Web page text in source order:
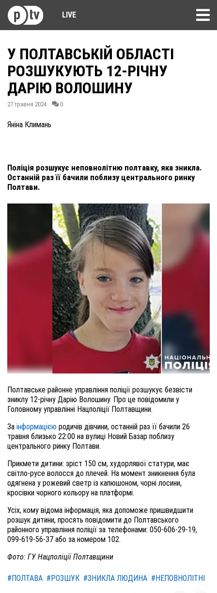
LIVE
У ПОЛТАВСЬКІЙ ОБЛАСТІ
РОЗШУКУЮТЬ 12-РІЧНУ
ДАРІЮ ВОЛОШИНУ
27 травня 2024 0
Яніна Климань
Поліція розшукує неповнолітню полтавку, яка зникла.
Останній раз її бачили поблизу центрального ринку
Полтави.
Полтавське районне управління поліції розшукує безвісти
зниклу 12-річну Дарію Волошину. Про це повідомили у
Головному управлінні Нацполіції Полтавщини.
За інформацією родичів дівчини, останній раз її бачили 26
травня близько 22:00 на вулиці Новий Базар поблизу
центрального ринку Полтави.
Прикмети дитини: зріст 150 см, худорлявої статури, має
світло-русе волосся до плечей. На момент зникнення була
одягнена у рожевий светр із капюшоном, чорні лосини,
кросівки чорного кольору на платформі.
Усіх, кому відома інформація, яка допоможе пришвидшити
розшук дитини, просять повідомити до Полтавського
районного управління поліції за телефонами: 050-606-29-19,
099-619-56-37 або за номером 102.
Фото: ГУ Нацполіції Полтавщини
#ПОЛТАВА #РОЗШУК #ЗНИКЛА ЛЮДИНА #НЕПОВНОЛІТНІ